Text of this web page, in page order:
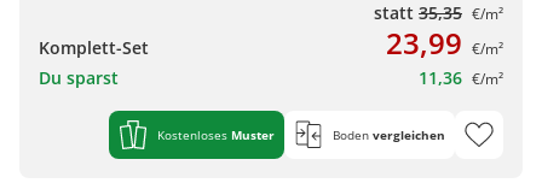
statt 35,35 €/m²
Komplett-Set 23,99 €/m²
Du sparst 11,36 €/m²
Kostenloses Muster Boden vergleichen